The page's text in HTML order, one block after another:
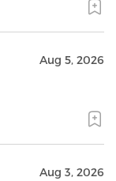
Aug 5, 2026
Aug 3, 2026